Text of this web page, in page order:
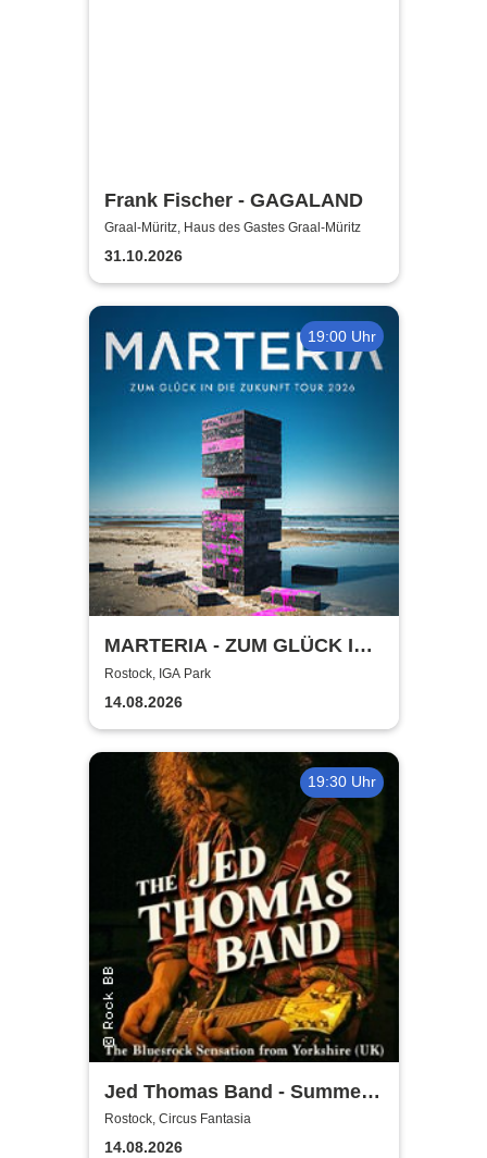
Frank Fischer - GAGALAND
Graal-Müritz, Haus des Gastes Graal-Müritz
31.10.2026
19:00 Uhr
MARTERIA - ZUM GLÜCK IN
DIE ZUKUNFT TOUR 2026
Rostock, IGA Park
14.08.2026
19:30 Uhr
Jed Thomas Band - Summer
Tour 2026
Rostock, Circus Fantasia
14.08.2026